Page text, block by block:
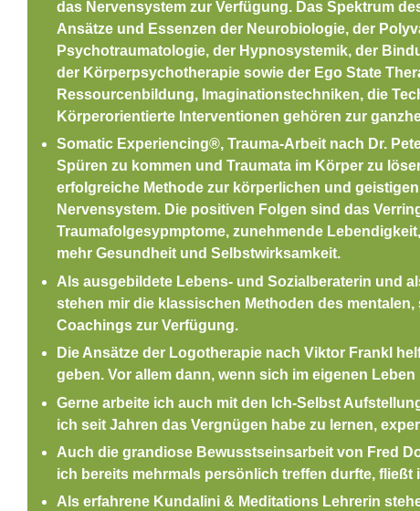
das Nervensystem zur Verfügung. Das Spektrum
Ansätze und Essenzen der Neurobiologie, der
Psychotraumatologie, der Hypnosystemik, der
der Körperpsychotherapie sowie der Ego State
Ressourcenbildung, Imaginationstechniken, die
Körperorientierte Interventionen gehören zur
Somatic Experiencing®, Trauma-Arbeit nach Dr.
Spüren zu kommen und Traumata im Körper zu
erfolgreiche Methode zur körperlichen und
Nervensystem. Die positiven Folgen sind das
Traumafolgesypmptome, zunehmende
mehr Gesundheit und Selbstwirksamkeit.
Als ausgebildete Lebens- und Sozialberaterin und
stehen mir die klassischen Methoden des
Coachings zur Verfügung.
Die Ansätze der Logotherapie nach Viktor Frankl
geben. Vor allem dann, wenn sich im eigenen
Gerne arbeite ich auch mit den Ich-Selbst
ich seit Jahren das Vergnügen habe zu lernen,
Auch die grandiose Bewusstseinsarbeit von Fred
ich bereits mehrmals persönlich treffen durfte, fließt
Als erfahrene Kundalini & Meditations Lehrerin